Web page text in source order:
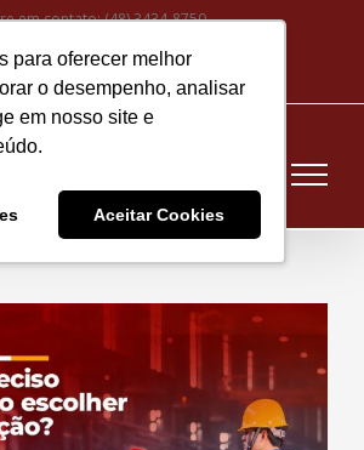
para oferecer melhor
o desempenho, analisar
em nosso site e
Aceitar Cookies
em contato:(48) 3434-8750
Instagram
mail